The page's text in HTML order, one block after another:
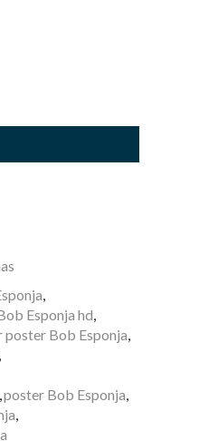
,
Esponja hd,
poster Bob Esponja,
,
,poster Bob Esponja,
,